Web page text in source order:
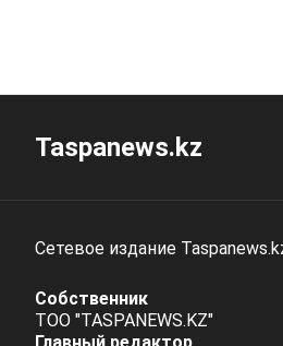
Taspanews.kz
Сетевое издание
Собственник
ТОО "TASPANEWS.KZ"